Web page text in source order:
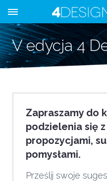
V edycja 4
Zapraszamy do
podzielenia się
propozycjami,
pomysłami.
Prześlij swoje